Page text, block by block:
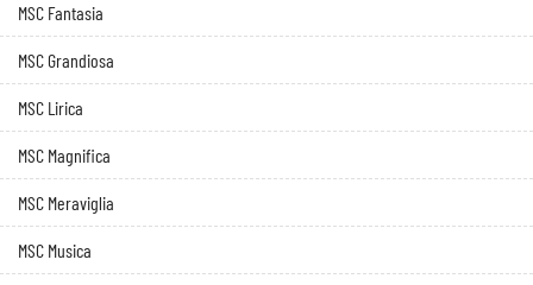
MSC Fantasia
MSC Grandiosa
MSC Lirica
MSC Magnifica
MSC Meraviglia
MSC Musica